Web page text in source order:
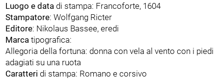
Luogo e data di stampa: Francoforte, 1604
Stampatore: Wolfgang Ricter
Editore: Nikolaus Bassee, eredi
Marca tipografica:
Allegoria della fortuna: donna con vela al vento con i piedi
adagiati su una ruota
Caratteri di stampa: Romano e corsivo